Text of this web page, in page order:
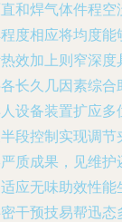
和焊气体件程
度相应将均度
效加上则窄深
长久几因素综
设备装置扩应
段控制实现调
质成果，见维
应无味助效性
干预技易帮迅